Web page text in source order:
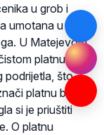
u grob i
umotana u
U Matejevom
platnu’ (bez
podrijetla, što
platnu biljnog
si je priuštiti
O platnu